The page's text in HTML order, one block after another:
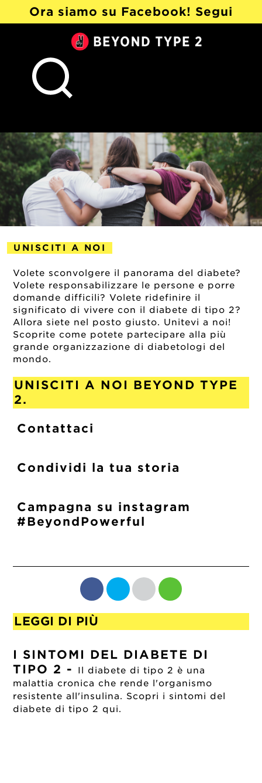
Ora siamo su Facebook! Segui
@Beyond Type 2 in italiano ›
UNISCITI A NOI
Volete sconvolgere il panorama del diabete?
Volete responsabilizzare le persone e porre
domande difficili? Volete ridefinire il
significato di vivere con il diabete di tipo 2?
Allora siete nel posto giusto. Unitevi a noi!
Scoprite come potete partecipare alla più
grande organizzazione di diabetologi del
mondo.
UNISCITI A NOI BEYOND TYPE
2.
Contattaci
Condividi la tua storia
Campagna su instagram
#BeyondPowerful
LEGGI DI PIÙ
I SINTOMI DEL DIABETE DI
TIPO 2 -
Il diabete di tipo 2 è una
malattia cronica che rende l'organismo
resistente all'insulina. Scopri i sintomi del
diabete di tipo 2 qui.